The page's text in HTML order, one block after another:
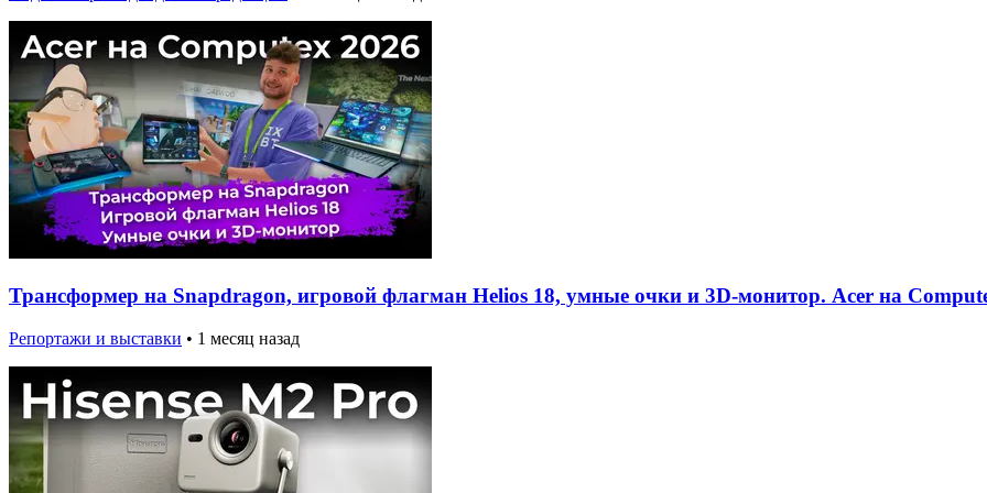
Трансформер на Snapdragon, игровой флагман Helios 18, умные очки и 3D-монитор. Acer на
Репортажи и выставки • 1 месяц назад